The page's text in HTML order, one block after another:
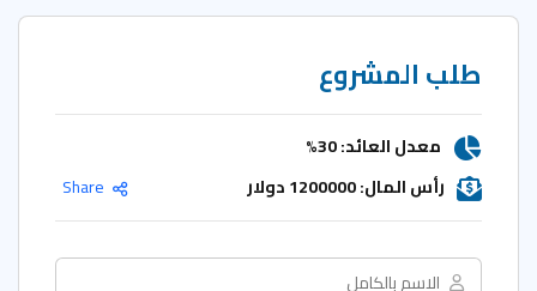
طلب المشروع
معدل العائد: 30%
رأس المال: 1200000 دولار
Share